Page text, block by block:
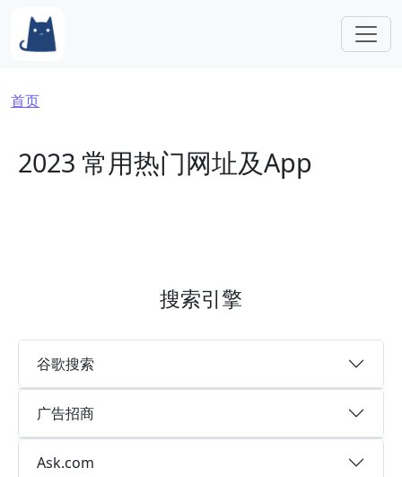
面包屑
首页
2023 常用热门网址及App
搜索引擎
谷歌搜索
广告招商
Ask.com